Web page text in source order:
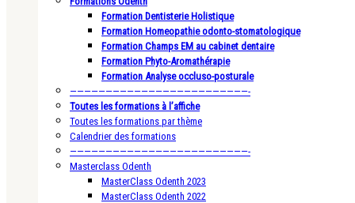
Formation Dentisterie Holistique
Formation Homeopathie odonto-stomatologique
Formation Champs EM au cabinet dentaire
Formation Phyto-Aromathérapie
Formation Analyse occluso-posturale
—————————————————————————-
Toutes les formations à l’affiche
Toutes les formations par thème
Calendrier des formations
—————————————————————————-
Masterclass Odenth
MasterClass Odenth 2023
MasterClass Odenth 2022